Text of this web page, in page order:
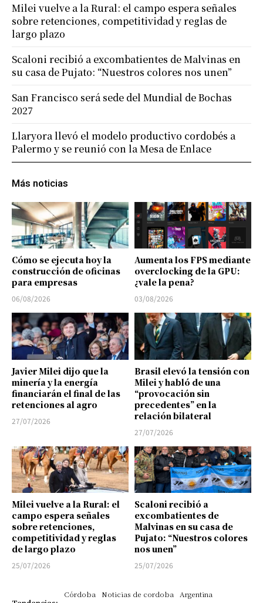
Más noticias
Cómo se ejecuta hoy la
construcción de oficinas
para empresas
06/08/2026
Aumenta los FPS mediante
overclocking de la GPU:
¿vale la pena?
03/08/2026
Javier Milei dijo que la
minería y la energía
financiarán el final de las
retenciones al agro
27/07/2026
Brasil elevó la tensión con
Milei y habló de una
“provocación sin
precedentes” en la
relación bilateral
27/07/2026
Milei vuelve a la Rural: el
campo espera señales
sobre retenciones,
competitividad y reglas
de largo plazo
25/07/2026
Scaloni recibió a
excombatientes de
Malvinas en su casa de
Pujato: “Nuestros colores
nos unen”
25/07/2026
Córdoba Noticias de cordoba Argentina
Milei vuelve a la Rural: el campo espera señales
sobre retenciones, competitividad y reglas de
largo plazo
Scaloni recibió a excombatientes de Malvinas en
su casa de Pujato: “Nuestros colores nos unen”
San Francisco será sede del Mundial de Bochas
2027
Llaryora llevó el modelo productivo cordobés a
Palermo y se reunió con la Mesa de Enlace